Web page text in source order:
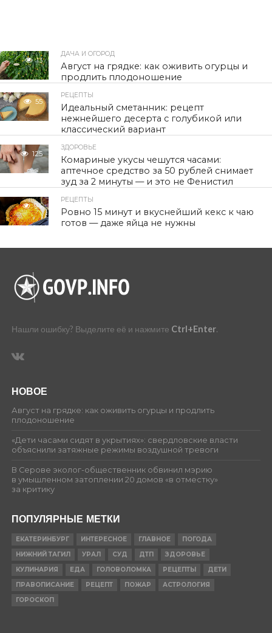
13
ДАЧА И ОГОРОД
Август на грядке: как оживить огурцы и
продлить плодоношение
55
РЕЦЕПТЫ
Идеальный сметанник: рецепт
нежнейшего десерта с голубикой или
классический вариант
125
ЗДОРОВЬЕ
Комариные укусы чешутся часами:
аптечное средство за 50 рублей снимает
зуд за 2 минуты — и это не Фенистил
94
РЕЦЕПТЫ
Ровно 15 минут и вкуснейший кекс к чаю
готов — даже яйца не нужны
Нашли ошибку? Выделите её и нажмите Ctrl+Enter.
НОВОЕ
Август на грядке: как оживить огурцы и продлить
плодоношение
«Дети часами сидят в укрытиях»: свердловские власти
объяснили затяжные режимы воздушной тревоги
В Серове эколог-общественник обвинил мэрию
в умышленном затоплении 20 домов «в отместку»
за критику
ПОПУЛЯРНЫЕ МЕТКИ
ЕКАТЕРИНБУРГ ИНТЕРЕСНОЕ ГЛАВНОЕ
ПОГОДА
НИЖНИЙ ТАГИЛ
УРАЛ СУД ДТП
ЗДОРОВЬЕ
КУЛИНАРИЯ
ЕДА ГОЛОВОЛОМКА РЕЦЕПТЫ
ДЕТИ
ПРАВОПИСАНИЕ
РЕЦЕПТ ПОЖАР
АСТРОЛОГИЯ
ГОРОСКОП